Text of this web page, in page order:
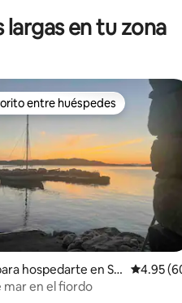
en tu zona
mejores en Favorito entre
entre huéspedes
hospedarte en Str
4.95
mar en el fiordo